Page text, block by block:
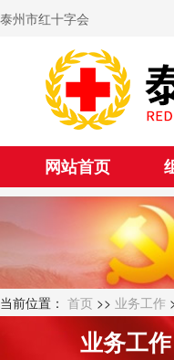
泰州市红十字会
网站首页
当前位置： 首页 >> 业务工作
业务工作